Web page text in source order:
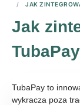
JAK
Jak
TubaPay to
wykracza poza